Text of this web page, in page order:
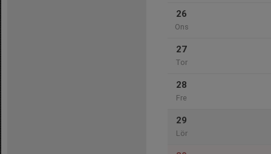
26
Ons
27
Tor
28
Fre
29
Lör